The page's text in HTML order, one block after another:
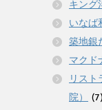
キング
いなば
築地銀
マクド
リスト
院）
(7)